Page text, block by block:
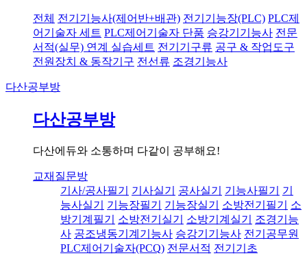
전체 전기기능사(제어반+배관) 전기기능장(PLC) PLC제
어기술자 세트 PLC제어기술자 단품 승강기기능사 전문
서적(실무) 연계 실습세트 전기기구류 공구 & 작업도구
전원장치 & 동작기구 전선류 조경기능사
다산공부방
다산공부방
다산에듀와 소통하며 다같이 공부해요!
교재질문방
기사/공사필기
기사실기 공사실기 기능사필기
기
능사실기
기능장필기 기능장실기 소방전기필기
소
방기계필기
소방전기실기 소방기계실기
조경기능
사 공조냉동기계기능사 승강기기능사 전기공무원
PLC제어기술자(PCQ) 전문서적 전기기초